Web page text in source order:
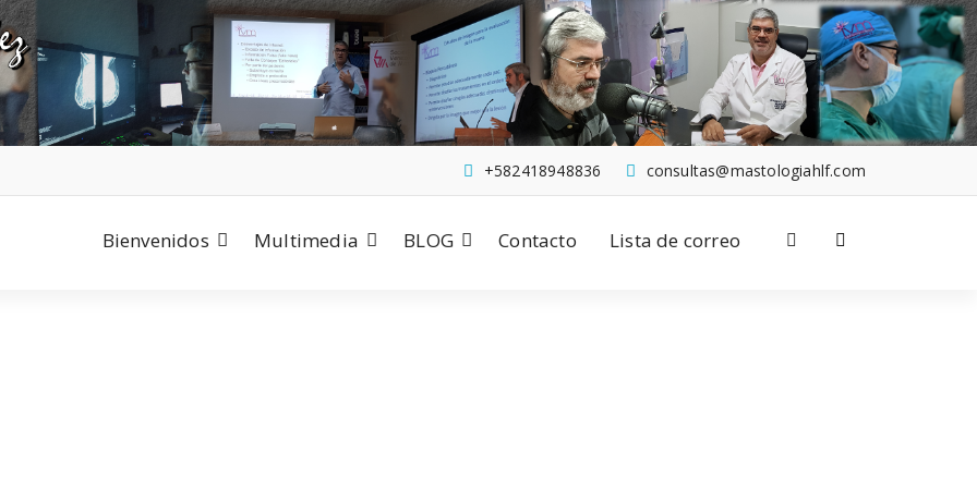
consultas@mastologiahlf.com
+582418948836
Bienvenidos Multimedia BLOG Contacto Lista de correo